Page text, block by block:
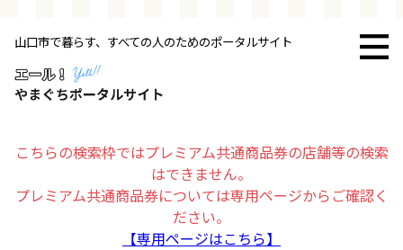
山口市で暮らす、すべての人のためのポータルサイト
こちらの検索枠ではプレミアム共通商品券の店舗等の検索
はできません。
プレミアム共通商品券については専用ページからご確認く
ださい。
【専用ページはこちら】
トップページ